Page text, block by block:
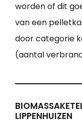
worden of dit
van een
door categorie
(aantal
LIPPENHUIZEN